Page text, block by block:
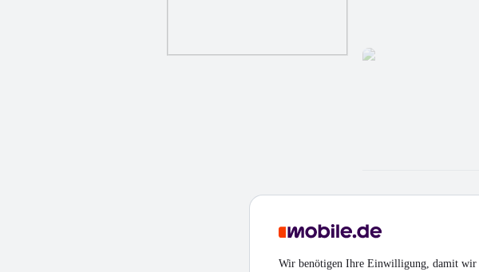
Wir benötigen Ihre Einwilligung, damit wir